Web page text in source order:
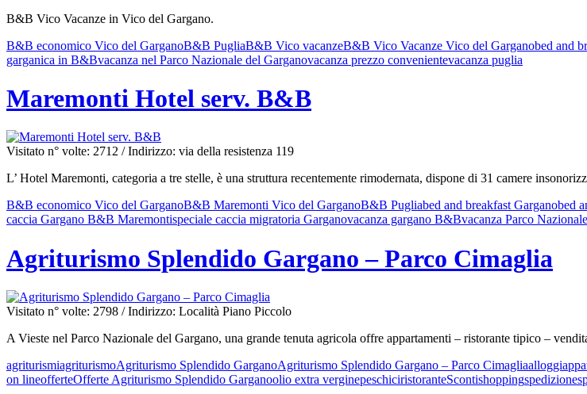
B&B Vico Vacanze in Vico del Gargano.
B&B economico Vico del GarganoB&B PugliaB&B Vico vacanzeB&B Vico Vacanze Vico del Garganobed and
garganica in B&Bvacanza nel Parco Nazionale del Garganovacanza prezzo convenientevacanza puglia
Maremonti Hotel serv. B&B
Visitato n° volte: 2712 / Indirizzo: via della resistenza 119
L’ Hotel Maremonti, categoria a tre stelle, è una struttura recentemente rimodernata, dispone di 31 camere
B&B economico Vico del GarganoB&B Maremonti Vico del GarganoB&B Pugliabed and breakfast Garganobed
caccia Gargano B&B Maremontispeciale caccia migratoria Garganovacanza gargano B&Bvacanza Parco
Agriturismo Splendido Gargano – Parco Cimaglia
Visitato n° volte: 2798 / Indirizzo: Località Piano Piccolo
A Vieste nel Parco Nazionale del Gargano, una grande tenuta agricola offre appartamenti – ristorante tipico –
agriturismiagriturismoAgriturismo Splendido GarganoAgriturismo Splendido Gargano – Parco Cimagliaalloggi
on lineofferteOfferte Agriturismo Splendido Garganoolio extra verginepeschiciristoranteScontishoppingspedizione